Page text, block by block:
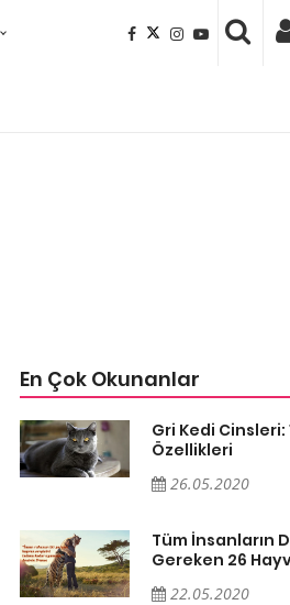
En Çok Okunanlar
Gri Kedi Cinsleri:
Özellikleri
26.05.2020
Tüm İnsanların
Gereken 26
22.05.2020